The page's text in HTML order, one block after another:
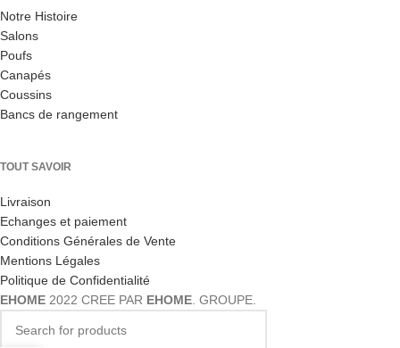
Notre Histoire
Salons
Poufs
Canapés
Coussins
Bancs de rangement
TOUT SAVOIR
Livraison
Echanges et paiement
Conditions Générales de Vente
Mentions Légales
Politique de Confidentialité
EHOME 2022 CREE PAR EHOME. GROUPE.